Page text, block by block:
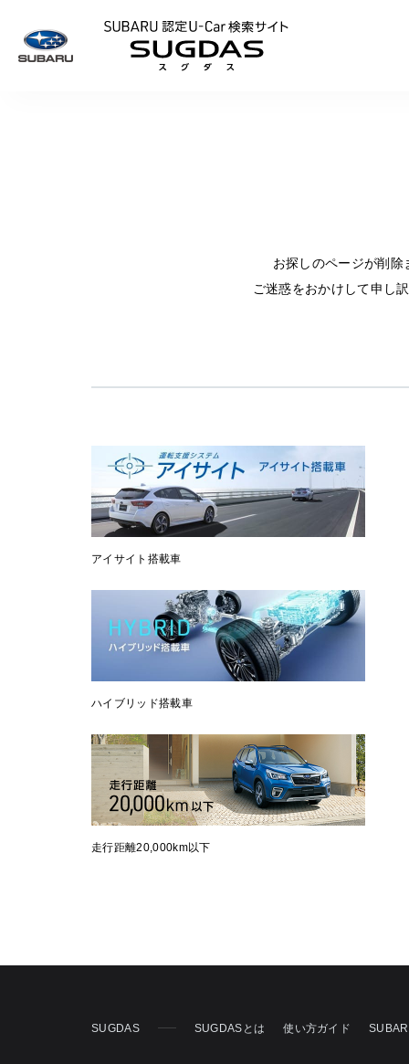
お探しのページが削
ご迷惑をおかけして申し
アイサイト搭載車
ハイブリッド搭載車
走行距離20,000km以下
SUGDAS SUGDASとは 使い方ガイド